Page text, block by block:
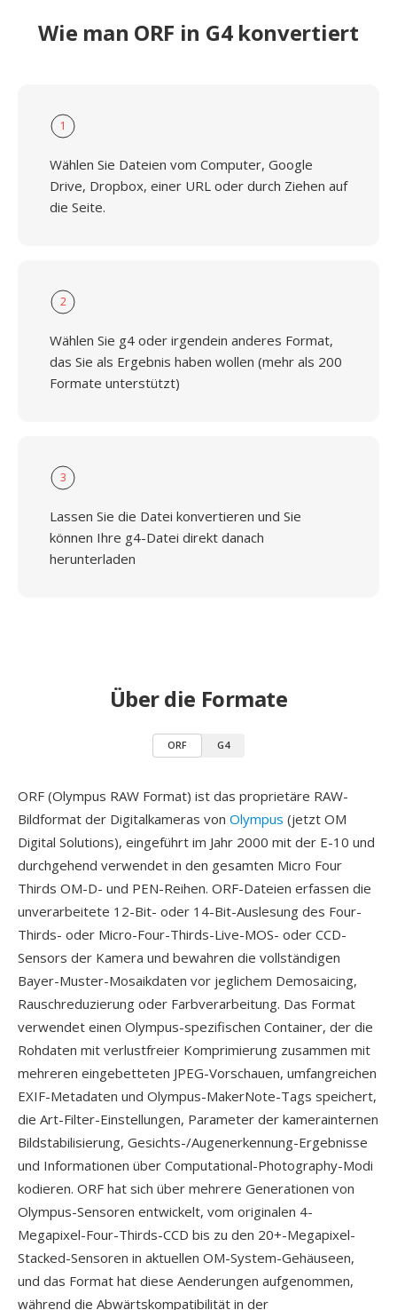
Wie man ORF in G4 konvertiert
1
Wählen Sie Dateien vom Computer, Google
Drive, Dropbox, einer URL oder durch Ziehen auf
die Seite.
2
Wählen Sie g4 oder irgendein anderes Format,
das Sie als Ergebnis haben wollen (mehr als 200
Formate unterstützt)
3
Lassen Sie die Datei konvertieren und Sie
können Ihre g4-Datei direkt danach
herunterladen
Über die Formate
ORF G4
ORF (Olympus RAW Format) ist das proprietäre RAW-
Bildformat der Digitalkameras von Olympus (jetzt OM
Digital Solutions), eingeführt im Jahr 2000 mit der E-10 und
durchgehend verwendet in den gesamten Micro Four
Thirds OM-D- und PEN-Reihen. ORF-Dateien erfassen die
unverarbeitete 12-Bit- oder 14-Bit-Auslesung des Four-
Thirds- oder Micro-Four-Thirds-Live-MOS- oder CCD-
Sensors der Kamera und bewahren die vollständigen
Bayer-Muster-Mosaikdaten vor jeglichem Demosaicing,
Rauschreduzierung oder Farbverarbeitung. Das Format
verwendet einen Olympus-spezifischen Container, der die
Rohdaten mit verlustfreier Komprimierung zusammen mit
mehreren eingebetteten JPEG-Vorschauen, umfangreichen
EXIF-Metadaten und Olympus-MakerNote-Tags speichert,
die Art-Filter-Einstellungen, Parameter der kamerainternen
Bildstabilisierung, Gesichts-/Augenerkennung-Ergebnisse
und Informationen über Computational-Photography-Modi
kodieren. ORF hat sich über mehrere Generationen von
Olympus-Sensoren entwickelt, vom originalen 4-
Megapixel-Four-Thirds-CCD bis zu den 20+-Megapixel-
Stacked-Sensoren in aktuellen OM-System-Gehäuseen,
und das Format hat diese Aenderungen aufgenommen,
während die Abwärtskompatibilität in der